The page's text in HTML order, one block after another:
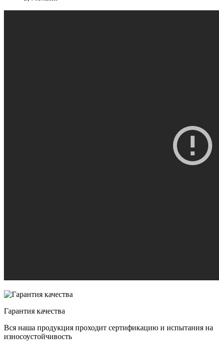
Гарантия качества
Вся наша продукция проходит сертификацию и испытания на
износоустойчивость